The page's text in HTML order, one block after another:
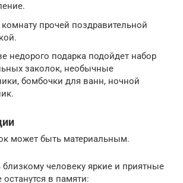
комнату прочей поздравительной
недорого подарка подойдет набор
заколок, необычные
бомбочки для ванн, ночной
может быть материальным.
человеку яркие и приятные
в памяти: